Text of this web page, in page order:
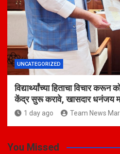
UNCATEGORIZED
विद्यार्थ्यांच्या हिताचा विचार करून
केंद्र सुरू करावे, खासदार धनंजय
1 day ago Team News
You Missed